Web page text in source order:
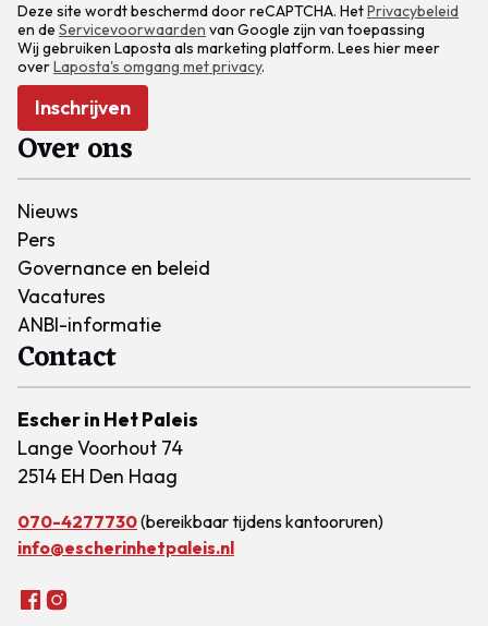
Deze site wordt beschermd door reCAPTCHA. HetPrivacybeleid
en de Servicevoorwaarden van Google zijn van toepassing
Wij gebruiken Laposta als marketing platform. Lees hier meer
overLaposta's omgang met privacy.
Inschrijven
Over ons
Nieuws
Pers
Governance en beleid
Vacatures
ANBI-informatie
Contact
Escher in Het Paleis
Lange Voorhout 74
2514 EH Den Haag
070-4277730(bereikbaar tijdens kantooruren)
info@escherinhetpaleis.nl